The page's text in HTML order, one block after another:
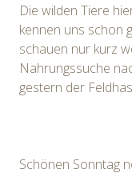
Die wilden Tiere
kennen uns schon
schauen nur kurz
Nahrungssuche
gestern der
Schönen Sonntag